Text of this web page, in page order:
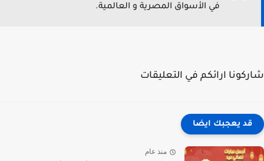
في الأسواق المصرية و العالمية.
ارائكم في التعليقات
قد يعجبك ايضا
منذ عام